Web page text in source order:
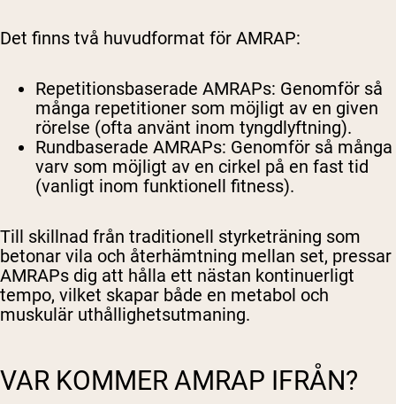
Det finns två huvudformat för AMRAP:
Repetitionsbaserade AMRAPs: Genomför så
många repetitioner som möjligt av en given
rörelse (ofta använt inom tyngdlyftning).
Rundbaserade AMRAPs: Genomför så många
varv som möjligt av en cirkel på en fast tid
(vanligt inom funktionell fitness).
Till skillnad från traditionell styrketräning som
betonar vila och återhämtning mellan set, pressar
AMRAPs dig att hålla ett nästan kontinuerligt
tempo, vilket skapar både en metabol och
muskulär uthållighetsutmaning.
VAR KOMMER AMRAP IFRÅN?